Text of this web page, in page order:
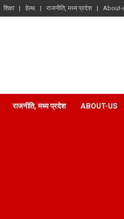
शिक्षा हेल्थ राजनीति, मध्य प्रदेश About-
राजनीति, मध्य प्रदेश ABOUT-US